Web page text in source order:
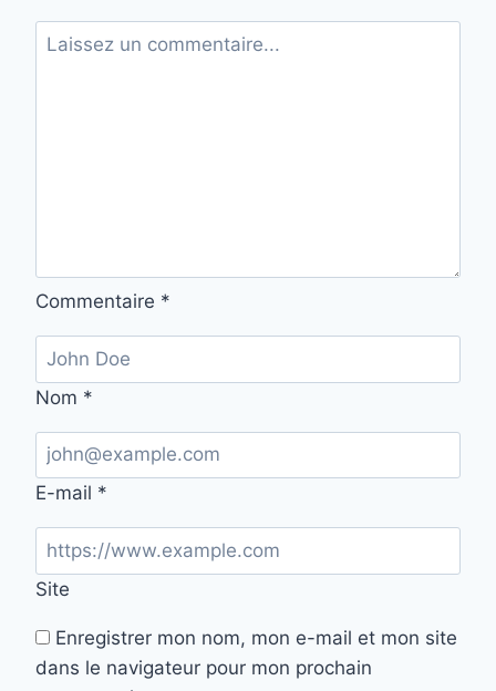
Commentaire *
Nom *
E-mail *
Site
Enregistrer mon nom, mon e-mail et mon site
dans le navigateur pour mon prochain